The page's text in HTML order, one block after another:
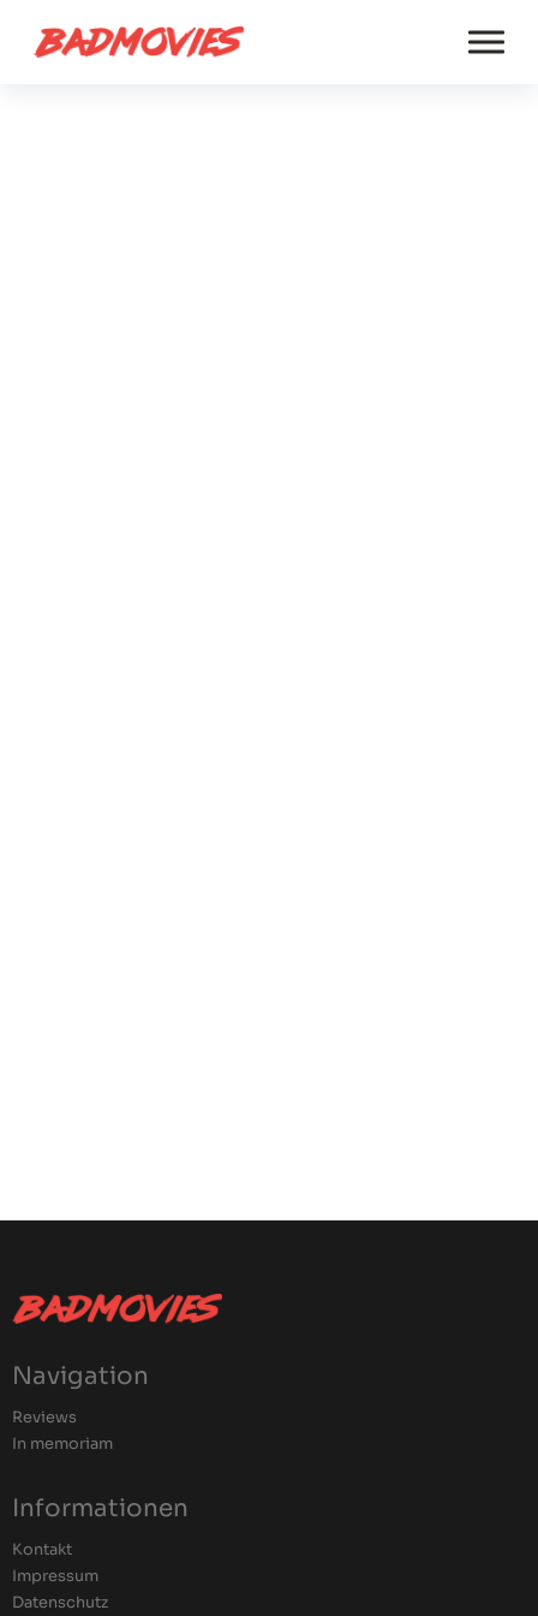
Navigation
Reviews
In memoriam
Informationen
Kontakt
Impressum
Datenschutz